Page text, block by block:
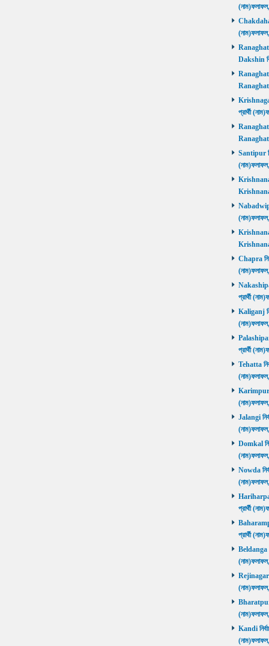
Chakdaha
Ranaghat
Dakshin
Ranaghat
Ranaghat
প্রার্থী
Ranaghat
Ranaghat
Santipur
Nabadwip
Chapra
প্রার্থী
Kaliganj
প্রার্থী
Tehatta
Karimpur
Jalangi
Domkal
Nowda
প্রার্থী
প্রার্থী
Beldanga
Rejinagar
Bharatpur
Kandi